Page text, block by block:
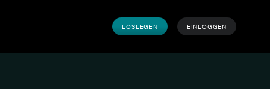
LOSLEGEN EINLOGGEN